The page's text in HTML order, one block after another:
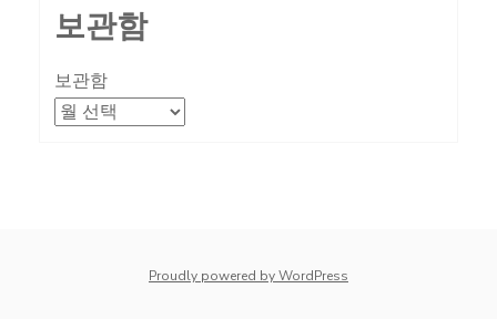
보관함
보관함
Proudly powered by WordPress